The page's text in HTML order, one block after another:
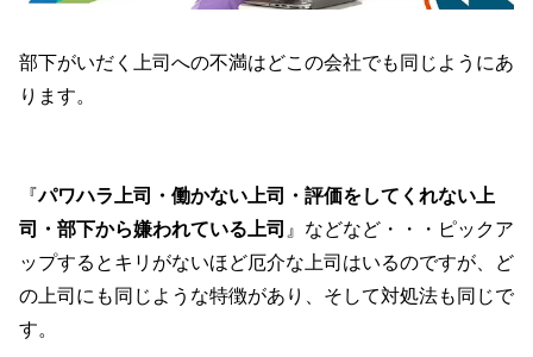
部下がいだく上司への不満はどこの会社でも同じようにあ
ります。
『パワハラ上司・働かない上司・評価をしてくれない上
司・部下から嫌われている上司』などなど・・・ピックア
ップするとキリがないほど厄介な上司はいるのですが、ど
の上司にも同じような特徴があり、そして対処法も同じで
す。